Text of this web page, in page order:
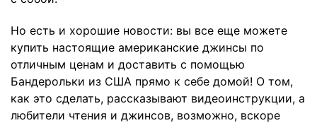
Но есть и хорошие новости: вы все еще можете
купить настоящие американские джинсы по
отличным ценам и доставить с помощью
Бандерольки из США прямо к себе домой! О том,
как это сделать, рассказывают видеоинструкции, а
любители чтения и джинсов, возможно, вскоре